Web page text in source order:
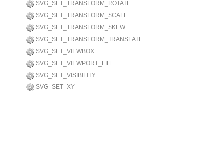
SVG_SET_TRANSFORM_ROTATE
SVG_SET_TRANSFORM_SCALE
SVG_SET_TRANSFORM_SKEW
SVG_SET_TRANSFORM_TRANSLATE
SVG_SET_VIEWBOX
SVG_SET_VIEWPORT_FILL
SVG_SET_VISIBILITY
SVG_SET_XY